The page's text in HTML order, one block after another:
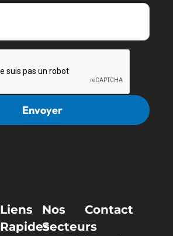
Liens
Rapides
Nos
Secteurs
Contact